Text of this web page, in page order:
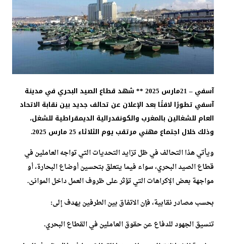
آسفي – 21مارس 2025 **
شهد قطاع الصيد البحري في مدينة
آسفي تطورًا لافتًا بعد الإعلان عن تحالف جديد بين نقابة الاتحاد
العام للشغالين بالمغرب والكونفدرالية الديمقراطية للشغل،
وذلك خلال اجتماع مهني مرتقب يوم الثلاثاء 25 مارس 2025.
ويأتي هذا التحالف في ظل تزايد التحديات التي تواجه العاملين في
قطاع الصيد البحري، سواء فيما يتعلق بتحسين أوضاع البحارة، أو
مواجهة بعض الإكراهات التي تؤثر على ظروف العمل داخل الموانئ.
بحسب مصادر نقابية، فإن الاتفاق بين الطرفين يهدف إلى:
تنسيق الجهود للدفاع عن حقوق العاملين في القطاع البحري.